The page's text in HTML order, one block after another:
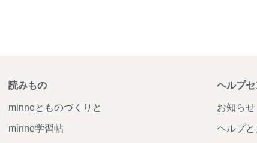
読みもの
minneとものづくりと
minne学習帖
ヘルプ
お知らせ
ヘルプと